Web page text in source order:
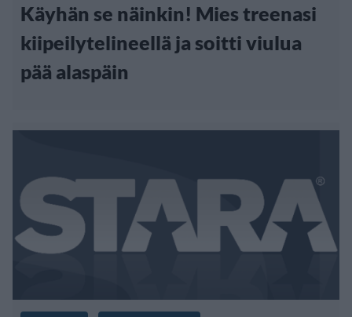
Käyhän se näinkin! Mies treenasi
kiipeilytelineellä ja soitti viulua
pää alaspäin